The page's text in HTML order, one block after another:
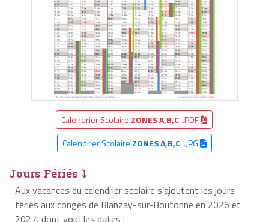
Calendrier Scolaire ZONES A,B,C .PDF
Calendrier Scolaire ZONES A,B,C.JPG
Jours Fériés ⤵
Aux vacances du calendrier scolaire s’ajoutent les jours
fériés aux congés de Blanzay-sur-Boutonne en 2026 et
2027, dont voici les dates :